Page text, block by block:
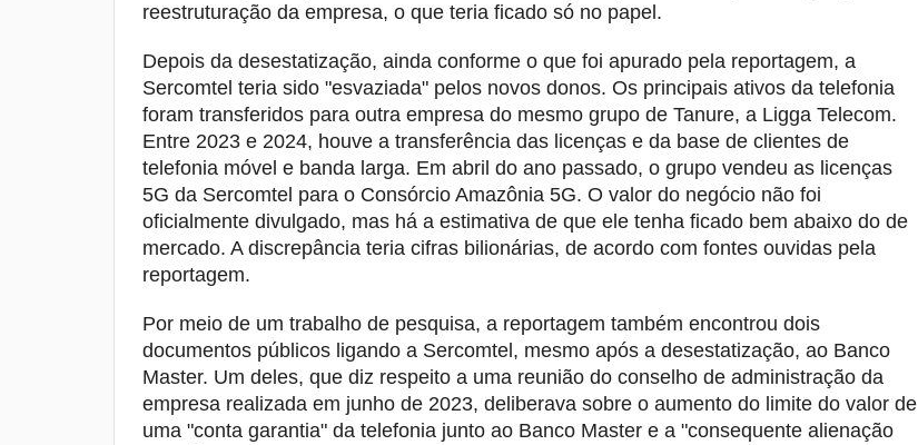
reestruturação da empresa, o que teria ficado só no papel.
Depois da desestatização, ainda conforme o que foi apurado pela reportagem, a
Sercomtel teria sido "esvaziada" pelos novos donos. Os principais ativos da telefonia
foram transferidos para outra empresa do mesmo grupo de Tanure, a Ligga Telecom.
Entre 2023 e 2024, houve a transferência das licenças e da base de clientes de
telefonia móvel e banda larga. Em abril do ano passado, o grupo vendeu as licenças
5G da Sercomtel para o Consórcio Amazônia 5G. O valor do negócio não foi
oficialmente divulgado, mas há a estimativa de que ele tenha ficado bem abaixo do de
mercado. A discrepância teria cifras bilionárias, de acordo com fontes ouvidas pela
reportagem.
Por meio de um trabalho de pesquisa, a reportagem também encontrou dois
documentos públicos ligando a Sercomtel, mesmo após a desestatização, ao Banco
Master. Um deles, que diz respeito a uma reunião do conselho de administração da
empresa realizada em junho de 2023, deliberava sobre o aumento do limite do valor de
uma "conta garantia" da telefonia junto ao Banco Master e a "consequente alienação